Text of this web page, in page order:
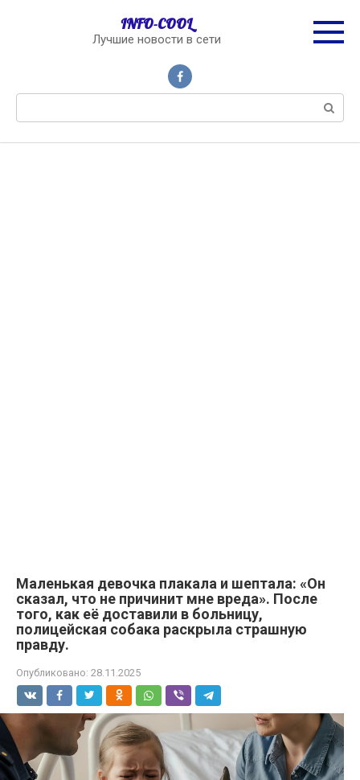
INFO-COOL
Лучшие новости в сети
Маленькая девочка плакала и шептала: «Он
сказал, что не причинит мне вреда». После
того, как её доставили в больницу,
полицейская собака раскрыла страшную
правду.
Опубликовано: 28.11.2025